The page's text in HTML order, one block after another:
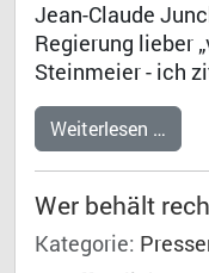
Jean-Claude
Regierung lieber
Steinmeier - ich
Weiterlesen …
Wer behält
Kategorie: